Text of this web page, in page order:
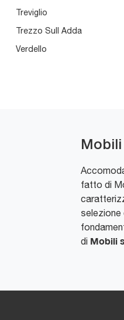
Treviglio
Trezzo Sull Adda
Verdello
fatto di
selezione
di Mobili